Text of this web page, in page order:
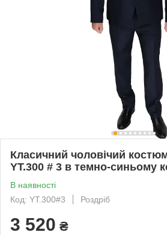
Класичний чоловічий
YT.300 # 3 в темно-синьому
В наявності
Код: YT.300#3
Роздріб
3 520 ₴